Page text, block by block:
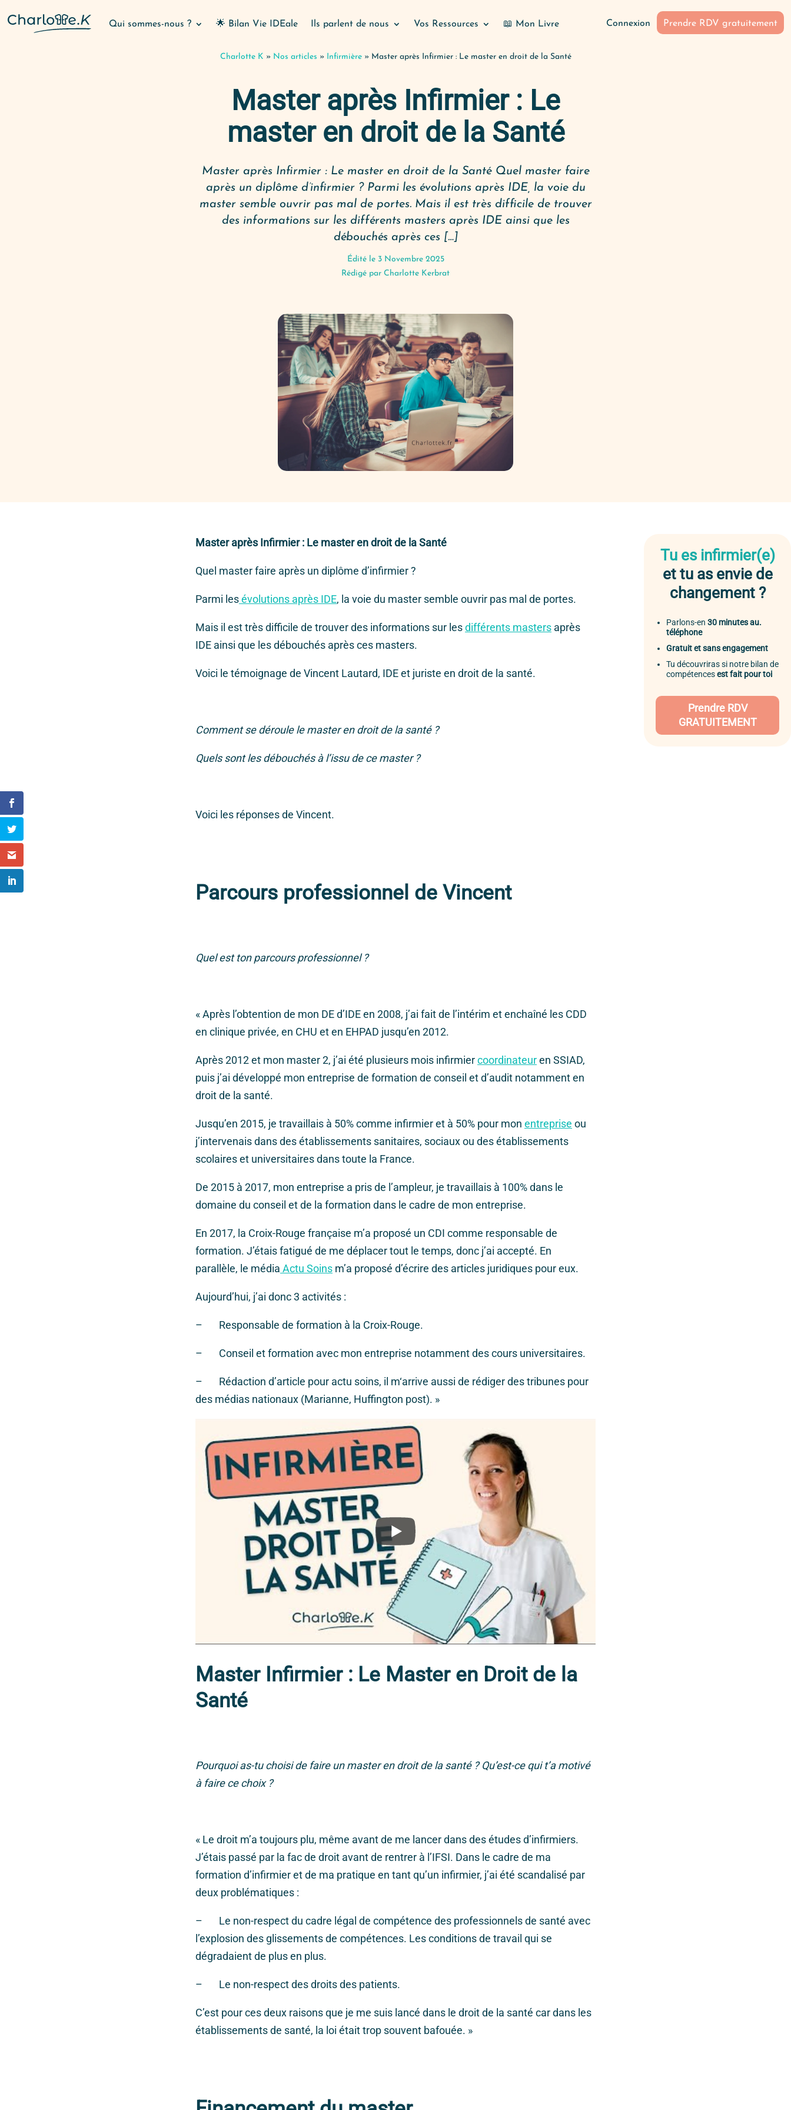
Qui sommes-nous ? 🌟 Bilan Vie IDEale Ils parlent de nous Vos Ressources 📖 Mon Livre Connexion Prendre RDV gratuitement
Charlotte K » Nos articles » Infirmière» Master après Infirmier : Le master en droit de la Santé
Master après Infirmier : Le
master en droit de la Santé
Master après Infirmier : Le master en droit de la Santé Quel master faire
après un diplôme d’infirmier ? Parmi les évolutions après IDE, la voie du
master semble ouvrir pas mal de portes. Mais il est très difficile de trouver
des informations sur les différents masters après IDE ainsi que les
débouchés après ces […]
Édité le 3 Novembre 2025
Rédigé par Charlotte Kerbrat
Master après Infirmier : Le master en droit de la Santé
Quel master faire après un diplôme d’infirmier ?
Parmi lesévolutions après IDE, la voie du master semble ouvrir pas mal de portes.
Mais il est très difficile de trouver des informations sur lesdifférents masters après
IDE ainsi que les débouchés après ces masters.
Voici le témoignage de Vincent Lautard, IDE et juriste en droit de la santé.
Comment se déroule le master en droit de la santé ?
Quels sont les débouchés à l’issu de ce master ?
Voici les réponses de Vincent.
Parcours professionnel de Vincent
Quel est ton parcours professionnel ?
« Après l’obtention de mon DE d’IDE en 2008, j’ai fait de l’intérim et enchaîné les CDD
en clinique privée, en CHU et en EHPAD jusqu’en 2012.
Après 2012 et mon master 2, j’ai été plusieurs mois infirmiercoordinateuren SSIAD,
puis j’ai développé mon entreprise de formation de conseil et d’audit notamment en
droit de la santé.
Jusqu’en 2015, je travaillais à 50% comme infirmier et à 50% pour mon entreprise ou
j’intervenais dans des établissements sanitaires, sociaux ou des établissements
scolaires et universitaires dans toute la France.
De 2015 à 2017, mon entreprise a pris de l’ampleur, je travaillais à 100% dans le
domaine du conseil et de la formation dans le cadre de mon entreprise.
En 2017, la Croix-Rouge française m’a proposé un CDI comme responsable de
formation. J’étais fatigué de me déplacer tout le temps, donc j’ai accepté. En
parallèle, le média Actu Soins m’a proposé d’écrire des articles juridiques pour eux.
Aujourd’hui, j’ai donc 3 activités :
– Responsable de formation à la Croix-Rouge.
– Conseil et formation avec mon entreprise notamment des cours universitaires.
– Rédaction d’article pour actu soins, il m‘arrive aussi de rédiger des tribunes pour
des médias nationaux (Marianne, Huffington post). »
Master Infirmier : Le Master en Droit de la
Santé
Pourquoi as-tu choisi de faire un master en droit de la santé ? Qu’est-ce qui t’a motivé
à faire ce choix ?
« Le droit m’a toujours plu, même avant de me lancer dans des études d’infirmiers.
J’étais passé par la fac de droit avant de rentrer à l’IFSI. Dans le cadre de ma
formation d’infirmier et de ma pratique en tant qu’un infirmier, j’ai été scandalisé par
deux problématiques :
– Le non-respect du cadre légal de compétence des professionnels de santé avec
l’explosion des glissements de compétences. Les conditions de travail qui se
dégradaient de plus en plus.
– Le non-respect des droits des patients.
C’est pour ces deux raisons que je me suis lancé dans le droit de la santé car dans les
établissements de santé, la loi était trop souvent bafouée. »
Tu es infirmier(e)
et tu as envie de
changement ?
Parlons-en 30 minutes au.
téléphone
Gratuit et sans engagement
Tu découvriras si notre bilan de
compétencesest fait pour toi
Prendre RDV
GRATUITEMENT